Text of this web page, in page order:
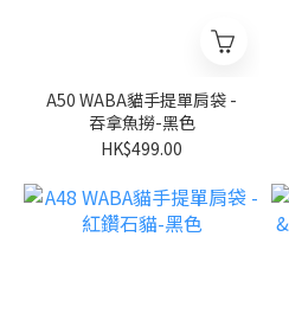
A50 WABA貓手提單肩袋 -
吞拿魚撈-黑色
HK$499.00